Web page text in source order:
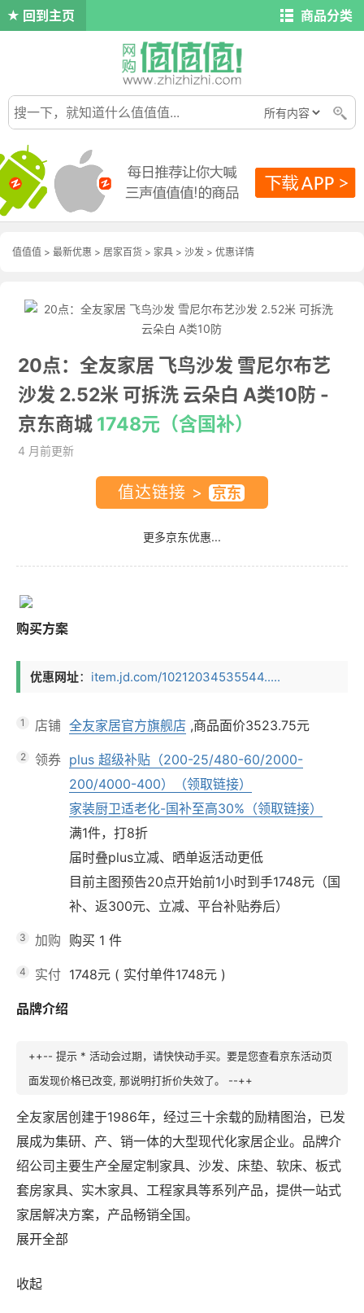
回到主页 商品分类
值值值 > 最新优惠 > 居家百货 > 家具 > 沙发 > 优惠详情
20点：全友家居 飞鸟沙发 雪尼尔布艺
沙发 2.52米 可拆洗 云朵白 A类10防 -
京东商城 1748元（含国补）
4 月前更新
值达链接 >
更多京东优惠...
购买方案
优惠网址： item.jd.com/10212034535544.....
1 店铺 全友家居官方旗舰店 ,商品面价3523.75元
2 领券 plus 超级补贴（200-25/480-60/2000-
200/4000-400）（领取链接）
家装厨卫适老化-国补至高30%（领取链接）
满1件，打8折
届时叠plus立减、晒单返活动更低
目前主图预告20点开始前1小时到手1748元（国
补、返300元、立减、平台补贴券后）
3 加购 购买 1 件
4 实付 1748元 ( 实付单件1748元 )
品牌介绍
++-- 提示 * 活动会过期，请快快动手买。要是您查看京东活动页
面发现价格已改变, 那说明打折价失效了。 --++
全友家居创建于1986年，经过三十余载的励精图治，已发
展成为集研、产、销一体的大型现代化家居企业。品牌介
绍公司主要生产全屋定制家具、沙发、床垫、软床、板式
套房家具、实木家具、工程家具等系列产品，提供一站式
家居解决方案，产品畅销全国。
展开全部
收起